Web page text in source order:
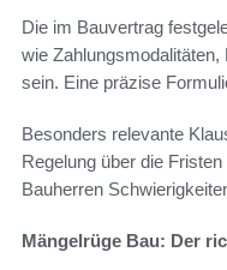
Die im Bauvertrag
wie
sein. Eine präzise
Besonders relevante
Regelung über die
Bauherren
Mängelrüge Bau: Der